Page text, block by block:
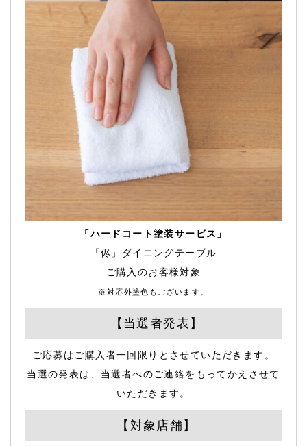
「ハードコート塗装サービス」
「侭」ダイニングテーブル
ご購入のお客様対象
※対応外塗色もございます。
【当選者発表】
ご応募はご購入者一回限りとさせていただきます。
当選の発表は、当選者へのご連絡をもってかえさせて
いただきます。
【対象店舗】